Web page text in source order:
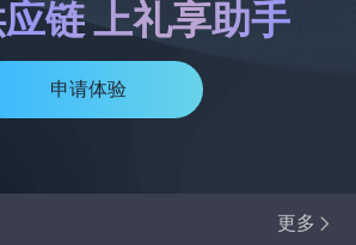
链 上礼享助手
申请体验
更多